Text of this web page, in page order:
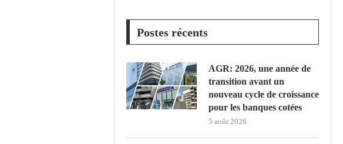
Postes récents
AGR: 2026, une année de
transition avant un
nouveau cycle de croissance
pour les banques cotées
5 août 2026